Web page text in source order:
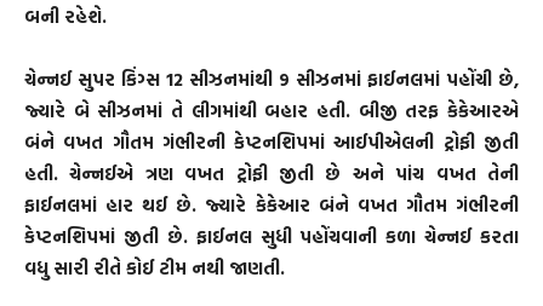
બની રહેશે.
ચેન્નઈ સુપર કિંગ્સ 12 સીઝનમાંથી 9 સીઝનમાં ફાઈનલમાં પહોંચી છે,
જ્યારે બે સીઝનમાં તે લીગમાંથી બહાર હતી. બીજી તરફ કેકેઆરએ
બંને વખત ગૌતમ ગંભીરની કેપ્ટનશિપમાં આઈપીએલની ટ્રોફી જીતી
હતી. ચેન્નઈએ ત્રણ વખત ટ્રોફી જીતી છે અને પાંચ વખત તેની
ફાઈનલમાં હાર થઈ છે. જ્યારે કેકેઆર બંને વખત ગૌતમ ગંભીરની
કેપ્ટનશિપમાં જીતી છે. ફાઈનલ સુધી પહોંચવાની કળા ચેન્નઈ કરતા
વધુ સારી રીતે કોઈ ટીમ નથી જાણતી.